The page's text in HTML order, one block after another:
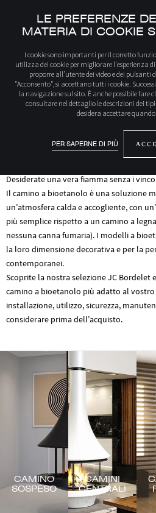
LA NOSTRA COLLEZIONE
CAMINI A BIOETANOLO
Desiderate una vera fiamma senza i
Il camino a bioetanolo è una soluzione
un’atmosfera calda e accogliente, con
più semplice rispetto a un camino a
nessuna canna fumaria). I modelli a
la loro dimensione decorativa e per la
contemporanei.
Scoprite la nostra selezione JC Bordelet
camino a bioetanolo più adatto al
installazione, utilizzo, sicurezza,
considerare prima dell’acquisto.
CAMINO
SOSPESO
CAMINI
CENTRALI
LE PREFERENZE
MATERIA DI COOKIE
I cookie sono importanti per il corretto
utilizza dei cookie per migliorare l'esperienza
proporre all’utente dei video e dei pulsanti
"Acconsento", si accettano tutti i cookie.
la navigazione sul sito. È anche possibile fare
consultare nel dettaglio le descrizioni dei tipi
desidera accettare
PER SAPERNE DI PIÙ